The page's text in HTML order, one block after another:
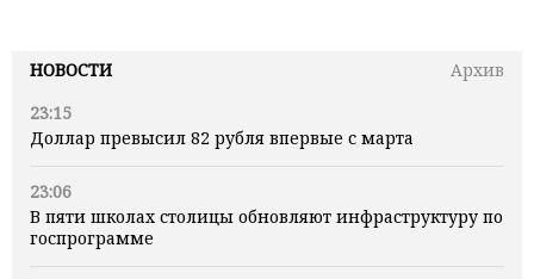
НОВОСТИ
Архив
23:15
Доллар превысил 82 рубля впервые с марта
23:06
В пяти школах столицы обновляют инфраструктуру по
госпрограмме